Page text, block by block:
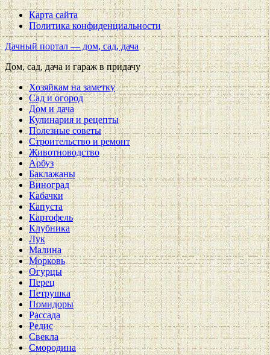
Карта сайта
Политика конфиденциальности
Дачный портал — дом, сад, дача
Дом, сад, дача и гараж в придачу
Хозяйкам на заметку
Сад и огород
Дом и дача
Кулинария и рецепты
Полезные советы
Строительство и ремонт
Животноводство
Арбуз
Баклажаны
Виноград
Кабачки
Капуста
Картофель
Клубника
Лук
Малина
Морковь
Огурцы
Перец
Петрушка
Помидоры
Рассада
Редис
Свекла
Смородина